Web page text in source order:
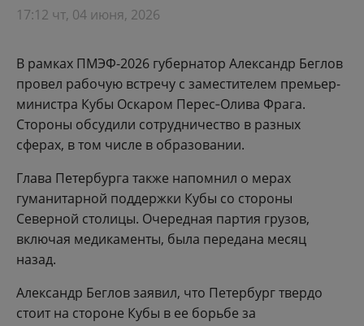
17:12 чт, 04 июня, 2026
В рамках ПМЭФ-2026 губернатор Александр Беглов
провел рабочую встречу с заместителем премьер-
министра Кубы Оскаром Перес‑Олива Фрага.
Стороны обсудили сотрудничество в разных
сферах, в том числе в образовании.
Глава Петербурга также напомнил о мерах
гуманитарной поддержки Кубы со стороны
Северной столицы. Очередная партия грузов,
включая медикаменты, была передана месяц
назад.
Александр Беглов заявил, что Петербург твердо
стоит на стороне Кубы в ее борьбе за